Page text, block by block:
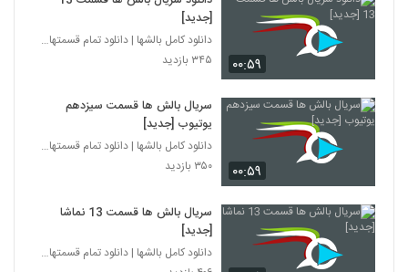
۰۰:۵۹
[جدید]
دانلود کامل بالشها | دانلود تمام قسمتهای سریال بال
۳۴۵ بازدید
۰۰:۵۹
سریال بالش ها قسمت سیزدهم
یوتیوب [جدید]
دانلود کامل بالشها | دانلود تمام قسمتهای سریال بال
۳۵۰ بازدید
سریال بالش ها قسمت 13 نماشا
[جدید]
دانلود کامل بالشها | دانلود تمام قسمتهای سریال بال